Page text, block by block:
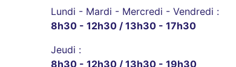
Lundi - Mardi - Mercredi - Vendredi :
8h30 - 12h30 / 13h30 - 17h30
Jeudi :
8h30 - 12h30 / 13h30 - 19h30